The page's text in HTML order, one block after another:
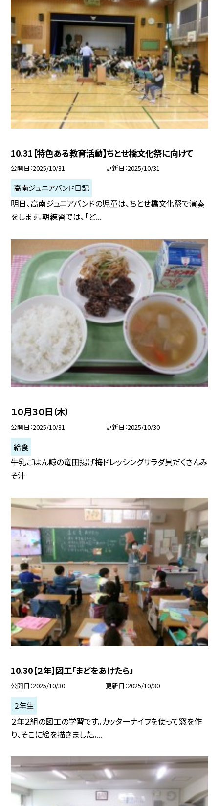
10.31【特色ある教育活動】ちとせ橋文化祭に向けて
公開日 2025/10/31 更新日 2025/10/31
高南ジュニアバンド日記
明日、高南ジュニアバンドの児童は、ちとせ橋文化祭で演奏
をします。朝練習では、「ど...
１０月３０日（木）
公開日 2025/10/31 更新日 2025/10/30
給食
牛乳ごはん鯨の竜田揚げ梅ドレッシングサラダ具だくさんみ
そ汁
10.30【２年】図工「まどをあけたら」
公開日 2025/10/30 更新日 2025/10/30
２年生
２年２組の図工の学習です。カッターナイフを使って窓を作
り、そこに絵を描きました。...